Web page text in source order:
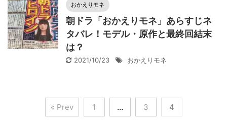
おかえりモネ
朝ドラ「おかえりモネ」あらすじネ
タバレ！モデル・原作と最終回結末
は？
2021/10/23 おかえりモネ
« Prev 1 … 3 4